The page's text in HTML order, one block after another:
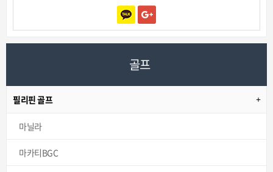
골프
필리핀 골프
마닐라
마카티BGC